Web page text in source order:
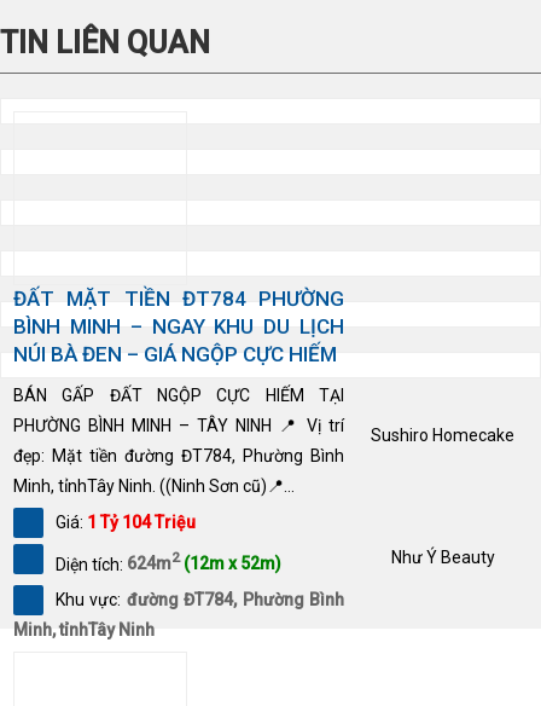
TIN LIÊN QUAN
ĐẤT MẶT TIỀN ĐT784 PHƯỜNG
BÌNH MINH – NGAY KHU DU LỊCH
NÚI BÀ ĐEN – GIÁ NGỘP CỰC HIẾM
BÁN GẤP ĐẤT NGỘP CỰC HIẾM TẠI
PHƯỜNG BÌNH MINH – TÂY NINH 📍 Vị trí
đẹp: Mặt tiền đường ĐT784, Phường Bình
Minh, tỉnhTây Ninh. ((Ninh Sơn cũ)📍...
Giá: 1 Tỷ 104 Triệu
Diện tích: 624m2 (12m x 52m)
Khu vực: đường ĐT784, Phường Bình
Minh, tỉnhTây Ninh
Sushiro Homecake
Như Ý Beauty